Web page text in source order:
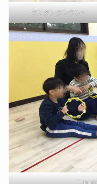
タンタンタンウン♪